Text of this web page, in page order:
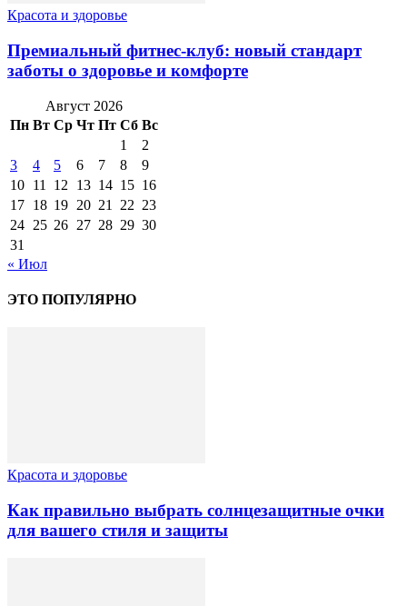
Красота и здоровье
Премиальный фитнес-клуб: новый стандарт
заботы о здоровье и комфорте
Август 2026
Пн Вт Ср Чт Пт Сб Вс
1
2
3
4 5 6 7 8
9
10 11 12 13 14 15 16
17 18 19 20 21 22 23
24 25 26 27 28 29 30
31
« Июл
ЭТО ПОПУЛЯРНО
Красота и здоровье
Как правильно выбрать солнцезащитные очки
для вашего стиля и защиты